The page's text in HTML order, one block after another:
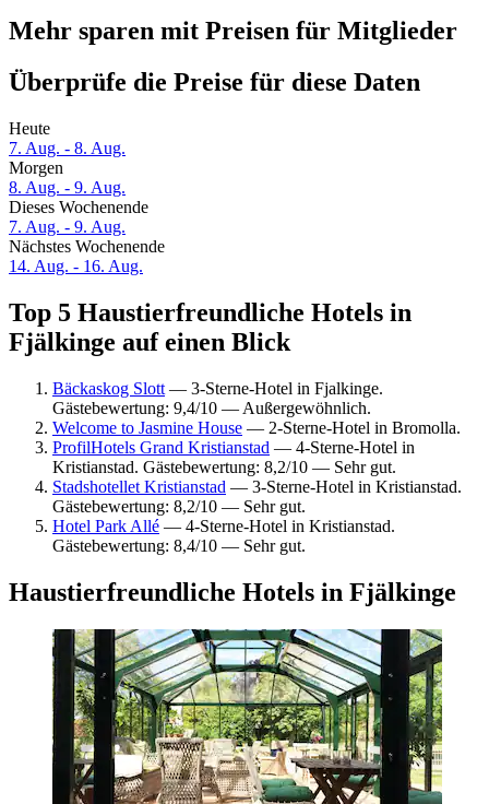
Mehr sparen mit Preisen für Mitglieder
Überprüfe die Preise für diese Daten
Heute
7. Aug. - 8. Aug.
Morgen
8. Aug. - 9. Aug.
Dieses Wochenende
7. Aug. - 9. Aug.
Nächstes Wochenende
14. Aug. - 16. Aug.
Top 5 Haustierfreundliche Hotels in
Fjälkinge auf einen Blick
Bäckaskog Slott — 3-Sterne-Hotel in Fjalkinge.
Gästebewertung: 9,4/10 — Außergewöhnlich.
Welcome to Jasmine House — 2-Sterne-Hotel in Bromolla.
ProfilHotels Grand Kristianstad — 4-Sterne-Hotel in
Kristianstad. Gästebewertung: 8,2/10 — Sehr gut.
Stadshotellet Kristianstad — 3-Sterne-Hotel in Kristianstad.
Gästebewertung: 8,2/10 — Sehr gut.
Hotel Park Allé — 4-Sterne-Hotel in Kristianstad.
Gästebewertung: 8,4/10 — Sehr gut.
Haustierfreundliche Hotels in Fjälkinge